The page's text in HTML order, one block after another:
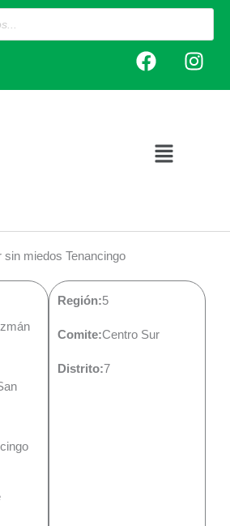
F
a
c
o
I
n
s
Main
sin miedos Tenancingo
Región:5
Comite:Centro Sur
Distrito:7